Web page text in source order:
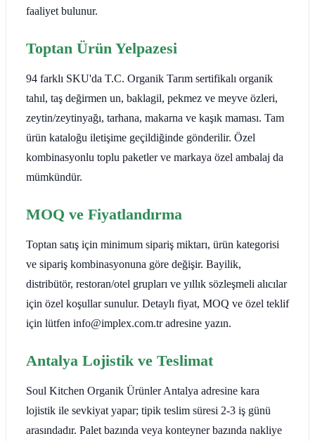
faaliyet bulunur.
Toptan Ürün Yelpazesi
94 farklı SKU'da T.C. Organik Tarım sertifikalı organik
tahıl, taş değirmen un, baklagil, pekmez ve meyve özleri,
zeytin/zeytinyağı, tarhana, makarna ve kaşık maması. Tam
ürün kataloğu iletişime geçildiğinde gönderilir. Özel
kombinasyonlu toplu paketler ve markaya özel ambalaj da
mümkündür.
MOQ ve Fiyatlandırma
Toptan satış için minimum sipariş miktarı, ürün kategorisi
ve sipariş kombinasyonuna göre değişir. Bayilik,
distribütör, restoran/otel grupları ve yıllık sözleşmeli alıcılar
için özel koşullar sunulur. Detaylı fiyat, MOQ ve özel teklif
için lütfen info@implex.com.tr adresine yazın.
Antalya Lojistik ve Teslimat
Soul Kitchen Organik Ürünler Antalya adresine kara
lojistik ile sevkiyat yapar; tipik teslim süresi 2-3 iş günü
arasındadır. Palet bazında veya konteyner bazında nakliye